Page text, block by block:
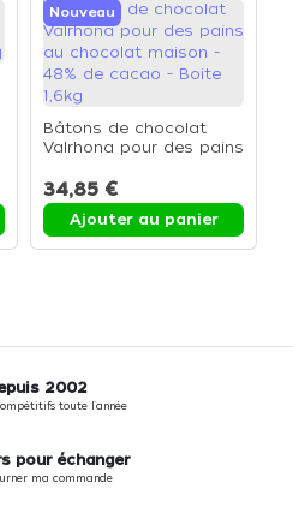
Nouveau
Bâtons de chocolat
Valrhona pour des pains
48% de cacao - Boite
1,6kg
34,85 €
Ajouter au panier
2002
toute l'année
pour échanger
ma commande